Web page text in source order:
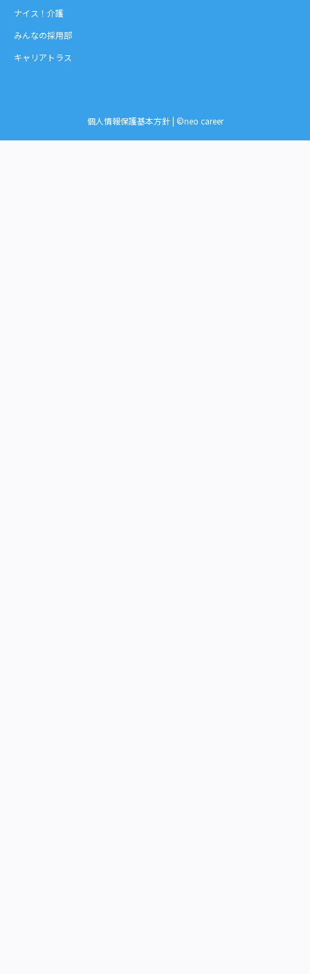
ナイス！介護
みんなの採用部
キャリアトラス
個人情報保護基本方針| ©neo career